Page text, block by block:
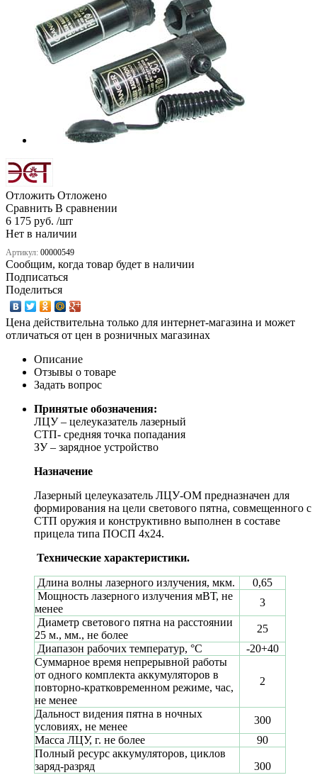
Отложить Отложено
Сравнить В сравнении
6 175 руб. /шт
Нет в наличии
Артикул: 00000549
Сообщим, когда товар будет в наличии
Подписаться
Поделиться
Цена действительна только для интернет-магазина и может
отличаться от цен в розничных магазинах
Описание
Отзывы о товаре
Задать вопрос
Принятые обозначения:
ЛЦУ – целеуказатель лазерный
СТП- средняя точка попадания
ЗУ – зарядное устройство
Назначение
Лазерный целеуказатель ЛЦУ-ОМ предназначен для
формирования на цели светового пятна, совмещенного с
СТП оружия и конструктивно выполнен в составе
прицела типа ПОСП 4х24.
Технические характеристики.
Длина волны лазерного излучения, мкм.
0,65
Мощность лазерного излучения мВТ, не
менее
3
Диаметр светового пятна на расстоянии
25 м., мм., не более
25
Диапазон рабочих температур, °С
-20+40
Суммарное время непрерывной работы
от одного комплекта аккумуляторов в
повторно-кратковременном режиме, час,
не менее
2
Дальност видения пятна в ночных
условиях, не менее
300
Масса ЛЦУ, г. не более
90
Полный ресурс аккумуляторов, циклов
заряд-разряд
300